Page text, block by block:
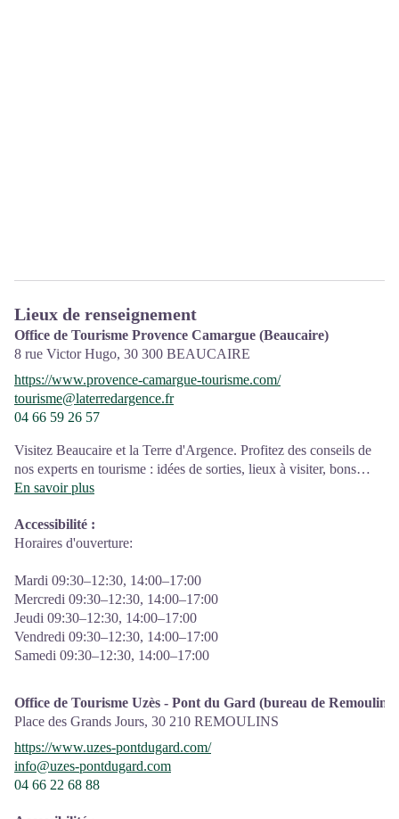
Lieux de renseignement
Office de Tourisme Provence Camargue (Beaucaire)
8 rue Victor Hugo, 30 300 BEAUCAIRE
https://www.provence-camargue-tourisme.com/
tourisme@laterredargence.fr
04 66 59 26 57
Visitez Beaucaire et la Terre d'Argence. Profitez des conseils de
nos experts en tourisme : idées de sorties, lieux à visiter, bons
plans pour rendre vos vacances inoubliables !
Patrimoine, à nous téléphoner ou nous contacter sur les réseaux
sociaux !
En savoir plus
Accessibilité :
Horaires d'ouverture:
Mardi 09:30–12:30, 14:00–17:00
Mercredi 09:30–12:30, 14:00–17:00
Jeudi 09:30–12:30, 14:00–17:00
Vendredi 09:30–12:30, 14:00–17:00
Samedi 09:30–12:30, 14:00–17:00
Office de Tourisme Uzès - Pont du Gard (bureau de Remoulins)
Place des Grands Jours, 30 210 REMOULINS
https://www.uzes-pontdugard.com/
info@uzes-pontdugard.com
04 66 22 68 88